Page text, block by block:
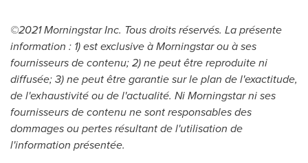
©2021 Morningstar Inc. Tous droits réservés. La présente
information : 1) est exclusive à Morningstar ou à ses
fournisseurs de contenu; 2) ne peut être reproduite ni
diffusée; 3) ne peut être garantie sur le plan de l'exactitude,
de l'exhaustivité ou de l'actualité. Ni Morningstar ni ses
fournisseurs de contenu ne sont responsables des
dommages ou pertes résultant de l'utilisation de
l'information présentée.